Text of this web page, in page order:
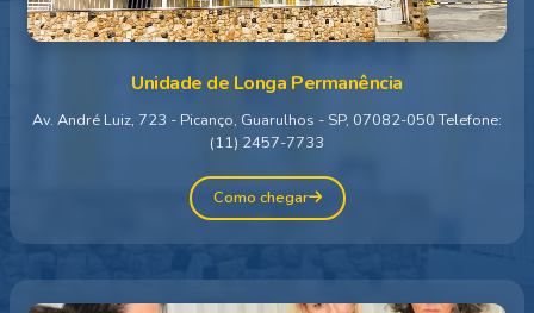
Unidade de Longa Permanência
Av. André Luiz, 723 - Picanço, Guarulhos - SP, 07082-050 Telefone:
(11) 2457-7733
Como chegar